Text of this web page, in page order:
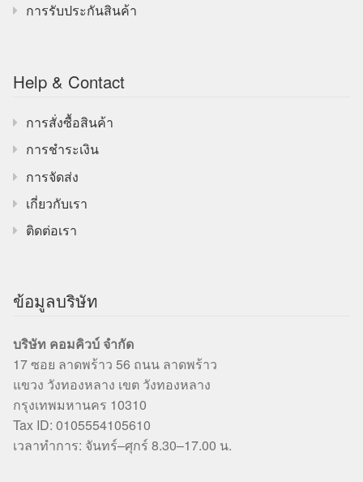
การรับประกันสินค้า
Help & Contact
การสั่งซื้อสินค้า
การชำระเงิน
การจัดส่ง
เกี่ยวกับเรา
ติดต่อเรา
ข้อมูลบริษัท
บริษัท คอมคิวบ์ จำกัด
17 ซอย ลาดพร้าว 56 ถนน ลาดพร้าว
แขวง วังทองหลาง เขต วังทองหลาง
กรุงเทพมหานคร 10310
Tax ID: 0105554105610
เวลาทำการ: จันทร์–ศุกร์ 8.30–17.00 น.